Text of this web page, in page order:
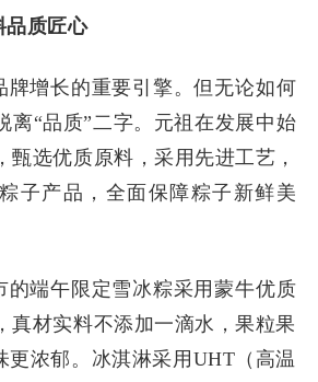
品质匠心
牌增长的重要引擎。但无论如何
离“品质”二字。元祖在发展中始
甄选优质原料，采用先进工艺，
子产品，全面保障粽子新鲜美
的端午限定雪冰粽采用蒙牛优质
真材实料不添加一滴水，果粒果
更浓郁。冰淇淋采用UHT（高温